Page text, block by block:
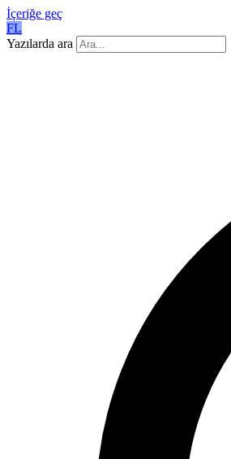
İçeriğe geç
FL
Yazılarda ara